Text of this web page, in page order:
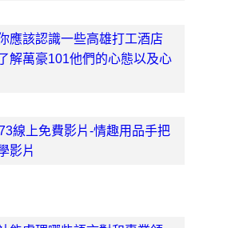
應該認識一些高雄打工酒店
解萬豪101他們的心態以及心
線上免費影片-情趣用品手把
影片